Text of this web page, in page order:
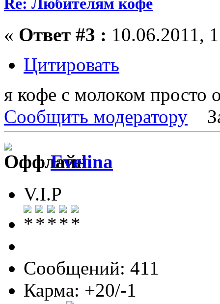
« Ответ #3 : 10.06.2011,
Цитировать
я кофе с молоком просто
Сообщить модератору
Evelina
V.I.P
Сообщений: 411
Карма: +20/-1